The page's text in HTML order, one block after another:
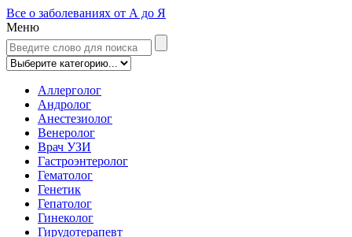
Все о заболеваниях от А до Я
Меню
Аллерголог
Андролог
Анестезиолог
Венеролог
Врач УЗИ
Гастроэнтеролог
Гематолог
Генетик
Гепатолог
Гинеколог
Гирудотерапевт